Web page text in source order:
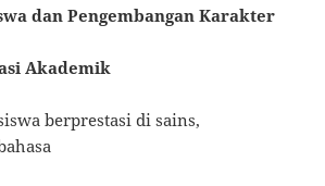
dan Pengembangan Karakter
Akademik
berprestasi di sains,